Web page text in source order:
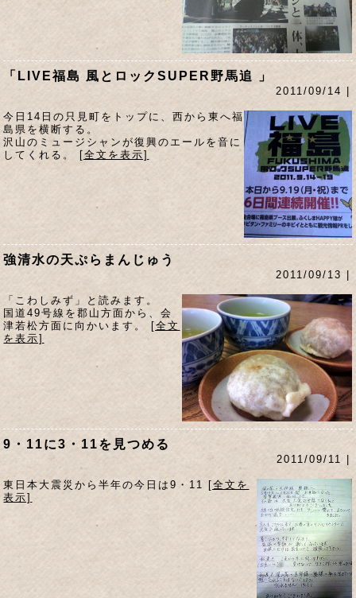
「LIVE福島 風とロックSUPER野馬追 」
2011/09/14 |
今日14日の只見町をトップに、西から東へ福
島県を横断する。
沢山のミュージシャンが復興のエールを音に
してくれる。 [全文を表示]
強清水の天ぷらまんじゅう
2011/09/13 |
「こわしみず」と読みます。
国道49号線を郡山方面から、会
津若松方面に向かいます。
[全文
を表示]
9・11に3・11を見つめる
2011/09/11 |
東日本大震災から半年の今日は9・11[全文を
表示]